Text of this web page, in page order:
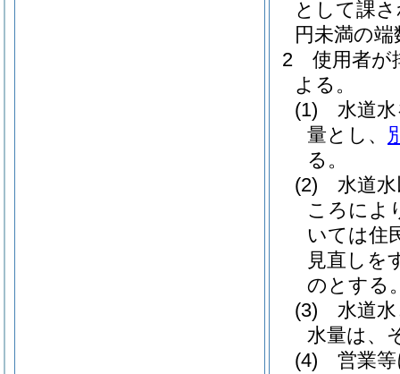
として課
円未満の
2
使用者が
よる。
(1)
水道
量とし、
る。
(2)
水道
ころによ
いては住
見直しを
のとする
(3)
水道
水量は、
(4)
営業